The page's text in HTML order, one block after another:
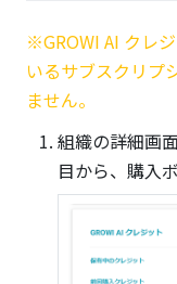
※GROWI AI クレ
いるサブスクリプ
ません。
組織の詳細画
目から、購入